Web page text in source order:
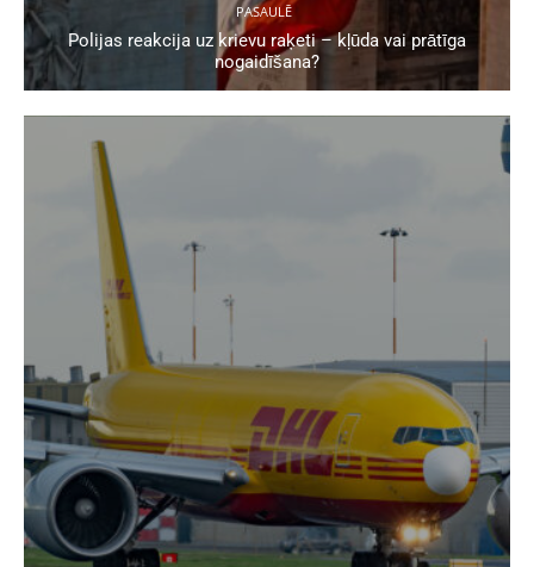
PASAULĒ
Polijas reakcija uz krievu raķeti – kļūda vai prātīga
nogaidīšana?